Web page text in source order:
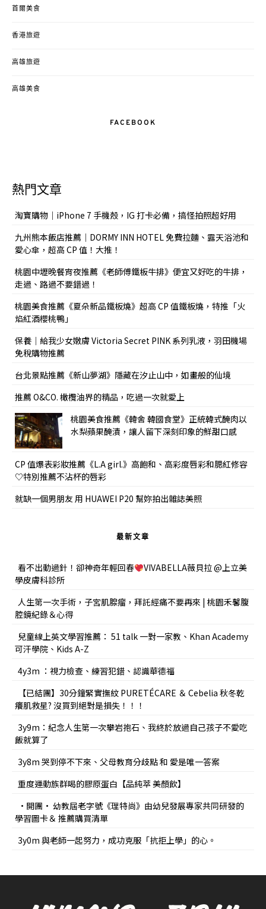
首爾美食
香港旅遊
高雄旅遊
高雄美食
FACEBOOK
熱門文章
淘寶購物｜iPhone 7 手機殼，IG 打卡必備，搞怪拍照超好用
九州熊本飯店推薦｜DORMY INN HOTEL 免費拉麵、露天浴池和
愛心傘，超高 CP 值！大推！
桃園中壢晚餐宵夜推薦《老師傅鐵板牛排》便宜又好吃的牛排，
走過、路過不要錯過！
桃園美食推薦《夏朵新品鐵板燒》超高 CP 值鐵板燒，特推「火
焰紅酒櫻桃鴨」
保養｜給我少女嫩膚 Victoria Secret PINK 系列乳液，羽田機場
免稅購物推薦
台北景點推薦《新山夢湖》隱藏在汐止山中，如畫般的仙境
推薦 O&CO. 橄欖油界的精品，吃過一次就愛上
桃園美食推薦《韓舍 韓國食堂》正統韓式醃肉以
水梨蘋果醃漬，讓人留下深刻印象的鮮甜口感
CP 值爆表彩妝推薦《L.A girl.》高飽和、高彩度唇彩和腮紅修容
♡特別推薦不沾杯的唇彩
就缺一個男朋友 用 HUAWEI P20 幫妳拍出雜誌美照
最新文章
看不出動過針！卻神奇年輕回春
VIVABELLA薇貝拉 @上立美
學皮膚科診所
人生第一次手術，子宮肌腺瘤，拜託經痛不要再來 | 桃園禾馨腹
腔鏡紀錄＆心得
兒童線上英文學習推薦： 51 talk 一對一家教、Khan Academy
可汗學院、Kids A-Z
4y3m ：視力檢查、練習犯錯、認識華德福
【已結團】30分鐘緊實撫紋 PURETÉCARE ＆ Cebelia 秋冬乾
癢肌救星? 沒買到絕對是損失！！！
3y9m：紀念人生第一次攀岩抱石、我終於放過自己孩子不愛吃
飯就算了
3y8m 哭到停不下來、父母教育分歧點 和 愛是唯一答案
重度運動族群喝的膠原蛋白【品純萃 美顏飲】
•開團• 幼教屆老字號《理特尚》由幼兒發展專家共同研發的
學習圖卡＆ 推薦購買清單
3y0m 與老師一起努力，成功克服「抗拒上學」的心。